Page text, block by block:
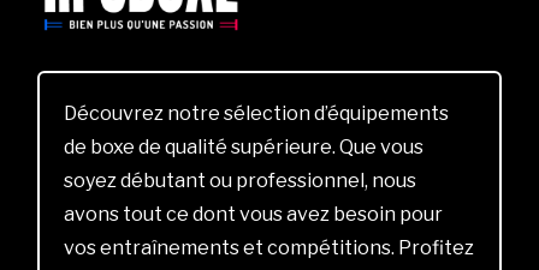
Découvrez notre sélection d’équipements
de boxe de qualité supérieure. Que vous
soyez débutant ou professionnel, nous
avons tout ce dont vous avez besoin pour
vos entraînements et compétitions. Profitez